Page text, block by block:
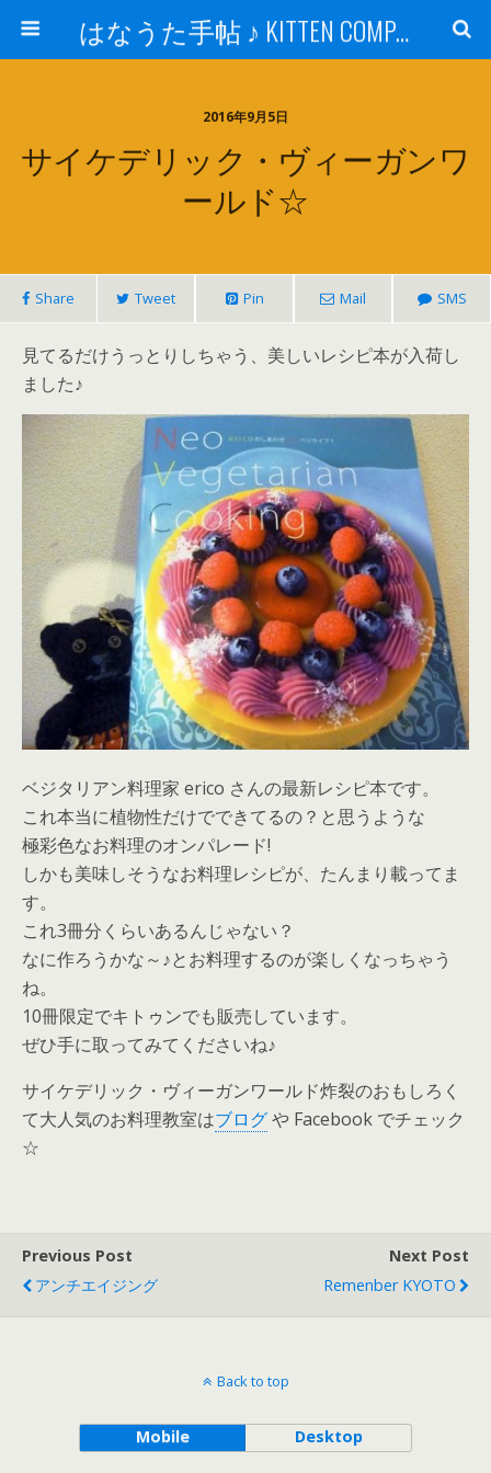
はなうた手帖 ♪ KITTEN COMPANY
2016年9月5日
サイケデリック・ヴィーガンワ
ールド☆
Share Tweet Pin Mail SMS
見てるだけうっとりしちゃう、美しいレシピ本が入荷し
ました♪
ベジタリアン料理家 erico さんの最新レシピ本です。
これ本当に植物性だけでできてるの？と思うような
極彩色なお料理のオンパレード!
しかも美味しそうなお料理レシピが、たんまり載ってま
す。
これ3冊分くらいあるんじゃない？
なに作ろうかな～♪とお料理するのが楽しくなっちゃう
ね。
10冊限定でキトゥンでも販売しています。
ぜひ手に取ってみてくださいね♪
サイケデリック・ヴィーガンワールド炸裂のおもしろく
て大人気のお料理教室はブログや Facebook でチェック
☆
Previous Post
アンチエイジング
Next Post
Remenber KYOTO
Back to top
Mobile Desktop